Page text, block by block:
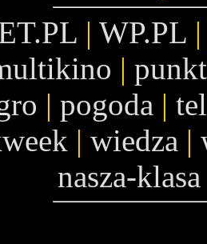
| WP.PL
|
| pogoda |
| wiedza |
nasza-klasa